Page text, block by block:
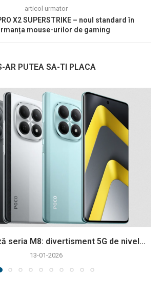
articol urmator
X2 SUPERSTRIKE – noul standard în
mouse-urilor de gaming
AR PUTEA SA-TI PLACA
seria M8: divertisment 5G de nivel...
13-01-2026